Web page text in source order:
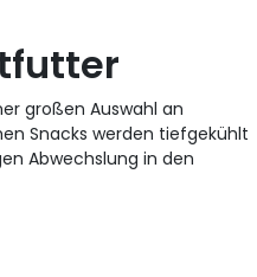
großen Auswahl an
Snacks werden tiefgekühlt
Abwechslung in den